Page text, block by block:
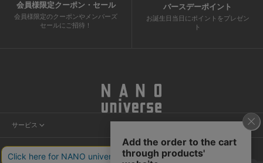
会員様限定クーポン・セール
会員様限定のクーポンやメンバーズ
セールにご招待！
バースデーポイント
お誕生日当日にポイントをプレゼン
ト
サービス
ニュース